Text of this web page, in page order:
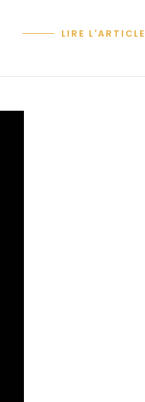
LIRE L'ARTICLE